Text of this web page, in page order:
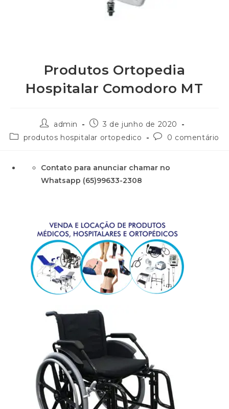
Produtos Ortopedia
Hospitalar Comodoro MT
admin
3 de junho de 2020
produtos hospitalar ortopedico
0 comentário
Contato para anunciar chamar no
Whatsapp (65)99633-2308